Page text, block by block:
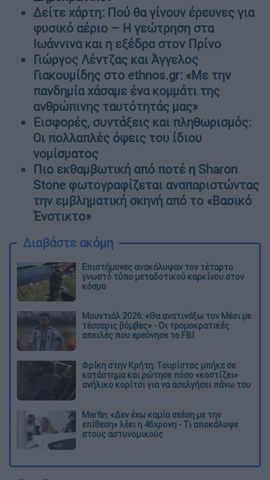
Δείτε χάρτη: Πού θα γίνουν έρευνες για
φυσικό αέριο – Η γεώτρηση στα
Ιωάννινα και η εξέδρα στον Πρίνο
Γιώργος Λέντζας και Άγγελος
Γιακουμίδης στο ethnos.gr: «Με την
πανδημία χάσαμε ένα κομμάτι της
ανθρώπινης ταυτότητάς μας»
Εισφορές, συντάξεις και πληθωρισμός:
Οι πολλαπλές όψεις του ίδιου
νομίσματος
Πιο εκθαμβωτική από ποτέ η Sharon
Stone φωτογραφίζεται αναπαριστώντας
την εμβληματική σκηνή από το «Βασικό
Ένστικτο»
Διαβάστε ακόμη
Επιστήμονες ανακάλυψαν τον τέταρτο
γνωστό τύπο μεταδοτικού καρκίνου στον
κόσμο
Μουντιάλ 2026: «Θα ανατινάξω τον Μέσι με
τέσσερις βόμβες» - Οι τρομοκρατικές
απειλές που ερεύνησε το FBI
Φρίκη στην Κρήτη: Τουρίστας μπήκε σε
κατάστημα και ρώτησε πόσο «κοστίζει»
ανήλικο κορίτσι για να ασελγήσει πάνω του
Marfin: «Δεν έχω καμία σχέση με την
επίθεση» λέει η 46χρονη - Τι αποκάλυψε
στους αστυνομικούς